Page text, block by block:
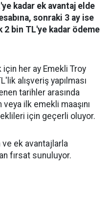
kadar ek avantaj elde
sonraki 3 ay ise
2 bin TL'ye kadar ödeme
için her ay Emekli Troy
alışveriş yapılması
tarihler arasında
veya ilk emekli maaşını
için geçerli oluyor.
ek avantajlarla
fırsat sunuluyor.